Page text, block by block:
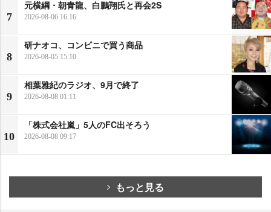
7
元横綱・朝青龍、白鵬翔氏と再会2S
2026-08-06 16:16
8
研ナオコ、コンビニで買う商品
2026-08-05 15:10
9
相葉雅紀のラジオ、9月で終了
2026-08-08 01:11
10
「株式会社嵐」5人のFC出そろう
2026-08-08 09:17
もっと見る